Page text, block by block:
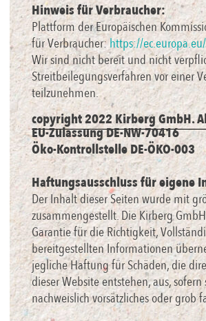
Hinweis für Verbraucher:
Plattform der Europäischen
für Verbraucher:https://
Wir sind nicht bereit und nicht
Streitbeilegungsverfahren vor einer
teilzunehmen.
copyright 2022 Kirberg GmbH.
EU-Zulassung DE-NW-70416
Öko-Kontrollstelle DE-ÖKO-003
Haftungsausschluss für eigene
Der Inhalt dieser Seiten wurde mit
zusammengestellt. Die Kirberg
Garantie für die Richtigkeit,
bereitgestellten Informationen
jegliche Haftung für Schäden, die
dieser Website entstehen, aus,
nachweislich vorsätzliches oder grob